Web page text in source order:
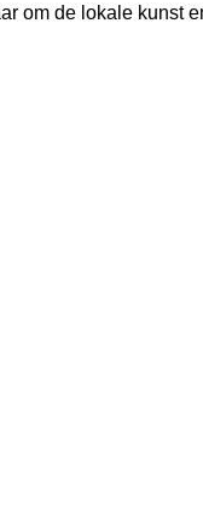
om de lokale kunst